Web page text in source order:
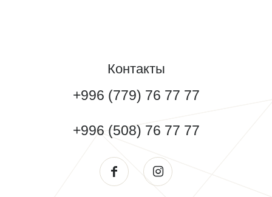
Контакты
+996 (779) 76 77 77
+996 (508) 76 77 77